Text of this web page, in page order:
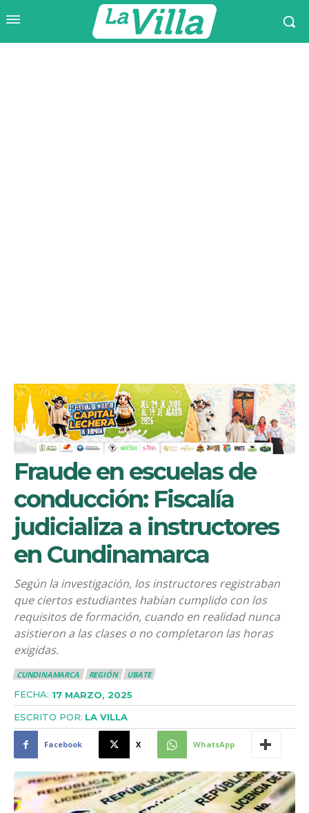
Fraude en escuelas de
conducción: Fiscalía
judicializa a instructores
en Cundinamarca
Según la investigación, los instructores registraban
que ciertos estudiantes habían cumplido con los
requisitos de formación, cuando en realidad nunca
asistieron a las clases o no completaron las horas
exigidas.
CUNDINAMARCA REGIÓN UBATE
FECHA: 17 MARZO, 2025
ESCRITO POR: LA VILLA
Facebook X WhatsApp